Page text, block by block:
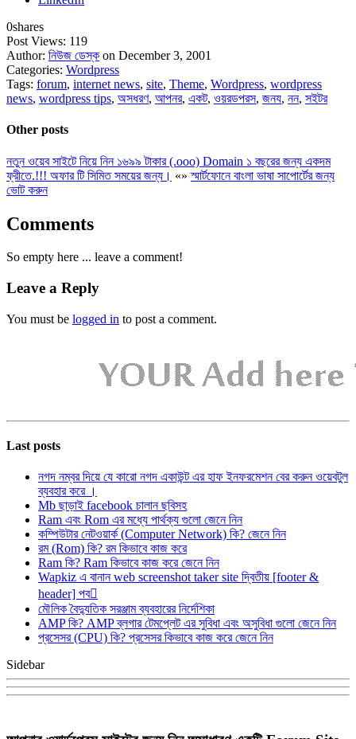
0shares
Post Views: 119
Author: নিউজ ডেস্ক on December 3, 2001
Categories: Wordpress
Tags: forum, internet news, site, Theme, Wordpress, wordpress
news, wordpress tips, অসধরণ, আপনর, একট, ওয়রডপরস, জনয, নন, সইটর
Other posts
নতুন ওয়েব সাইটে নিয়ে নিন ১৬৯৯ টাকার (.ooo) Domain ১ বছরের জন্য একদম
ফ্রীতে.!!! অফার টি সিমিত সময়ের জন্য। «»স্মার্টফোনে বাংলা ভাষা সাপোর্টের জন্য
ভোট করুন
Comments
So empty here ... leave a comment!
Leave a Reply
You must be logged in to post a comment.
Last posts
নগদ নম্বর দিয়ে যে কারো নগদ একাউন্ট এর হাফ ইনফরমেশন বের করুন ওয়েবটুল
ব্যবহার করে ।
Mb ছাড়াই facebook চালান ছবিসহ
Ram এবং Rom এর মধ্যে পার্থক্য গুলো জেনে নিন
কম্পিউটার নেটওয়ার্ক (Computer Network) কি? জেনে নিন
রম (Rom) কি? রম কিভাবে কাজ করে
Ram কি? Ram কিভাবে কাজ করে জেনে নিন
Wapkiz এ বানান web screenshot taker site দ্বিতীয় [footer &
header] পব
মৌলিক বৈদ্যুতিক সরঞ্জাম ব্যবহারের নির্দেশিকা
AMP কি? AMP ব্লগার টেমপ্লেট এর সুবিধা এবং অসুবিধা গুলো জেনে নিন
প্রসেসর (CPU) কি? প্রসেসর কিভাবে কাজ করে জেনে নিন
Sidebar